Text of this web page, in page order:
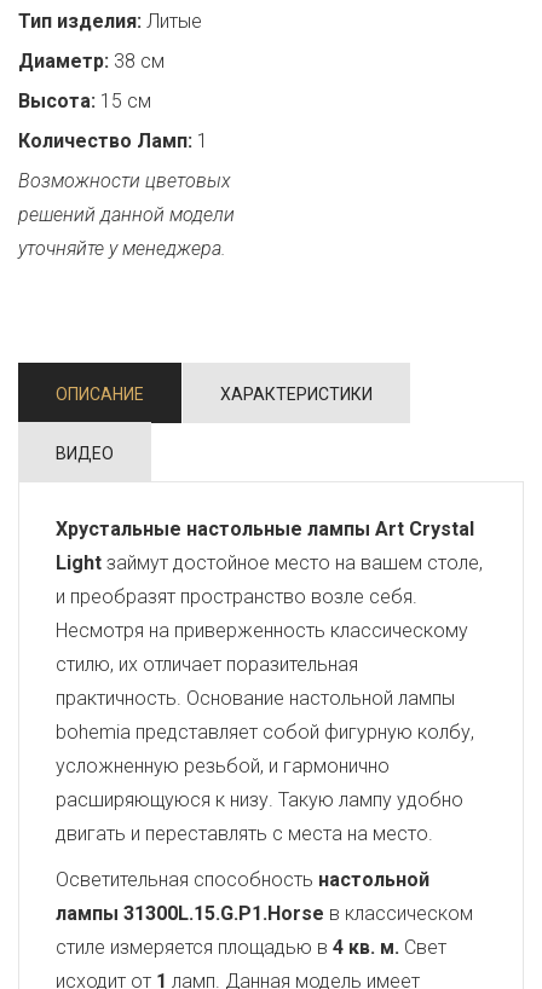
Тип изделия: Литые
Диаметр: 38 см
Высота: 15 см
Количество Ламп: 1
Возможности цветовых
решений данной модели
уточняйте у менеджера.
ОПИСАНИЕ ХАРАКТЕРИСТИКИ
ВИДЕО
Хрустальные настольные лампы Art Crystal
Light займут достойное место на вашем столе,
и преобразят пространство возле себя.
Несмотря на приверженность классическому
стилю, их отличает поразительная
практичность. Основание настольной лампы
bohemia представляет собой фигурную колбу,
усложненную резьбой, и гармонично
расширяющуюся к низу. Такую лампу удобно
двигать и переставлять с места на место.
Осветительная способность настольной
лампы 31300L.15.G.P1.Horse в классическом
стиле измеряется площадью в 4 кв. м. Свет
исходит от 1 ламп. Данная модель имеет